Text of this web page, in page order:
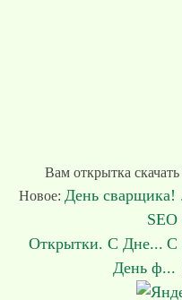
Вам открытка
Новое: День сварщика!
Открытки. С Дне... С
День ф...